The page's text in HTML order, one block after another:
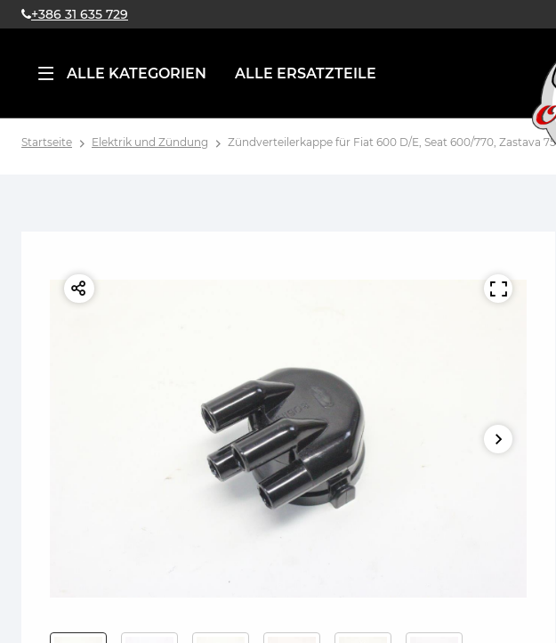
+386 31 635 729
ALLE KATEGORIEN ALLE ERSATZTEILE
Startseite Elektrik und Zündung Zündverteilerkappe für Fiat 600 D/E, Seat 600/770, Zastava